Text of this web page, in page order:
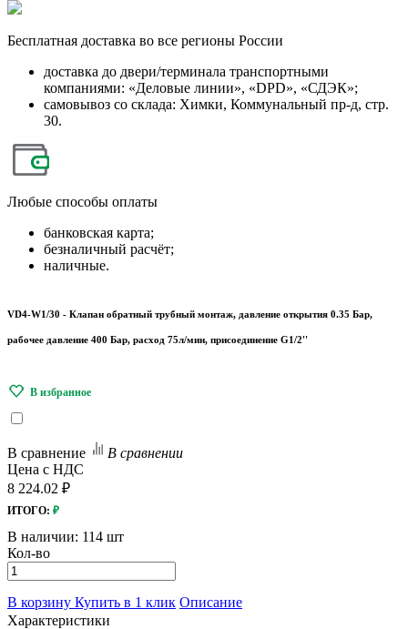
Бесплатная доставка во все регионы России
доставка до двери/терминала транспортными
компаниями: «Деловые линии», «DPD», «СДЭК»;
самовывоз со склада: Химки, Коммунальный пр-д, стр.
30.
Любые способы оплаты
банковская карта;
безналичный расчёт;
наличные.
VD4-W1/30 - Клапан обратный трубный монтаж, давление открытия 0.35 Бар,
рабочее давление 400 Бар, расход 75л/мин, присоединение G1/2''
В сравнение
В сравнении
Цена с НДС
8 224.02 ₽
ИТОГО: ₽
В наличии: 114 шт
Кол-во
В корзину Купить в 1 клик Описание
Характеристики